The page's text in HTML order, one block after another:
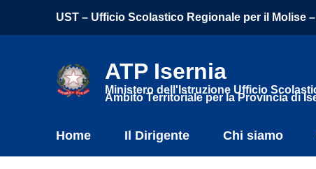
UST – Ufficio Scolastico Regionale per il Molise
ATP Isernia
Ministero dell'Istruzione Ufficio
Ambito Territoriale per la Provincia di
Home Il Dirigente Chi siamo